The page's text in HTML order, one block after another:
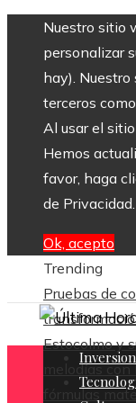
Nuestro sitio
personalizar
hay).
terceros
Al usar el
Hemos
favor, haga
de Privacidad.
Ok, acepto
Trending
Pruebas de
Estocolmo y
melodías
fórmulas